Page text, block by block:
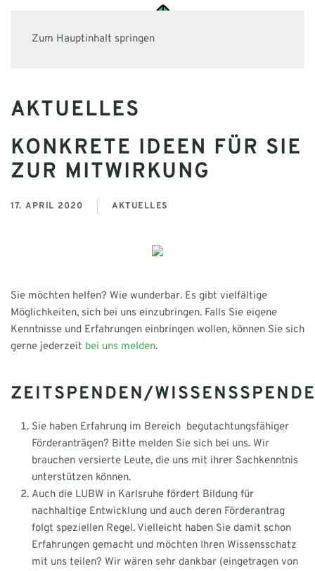
Zum Hauptinhalt springen
AKTUELLES
KONKRETE IDEEN FÜR SIE
ZUR MITWIRKUNG
17. APRIL 2020 AKTUELLES
Sie möchten helfen? Wie wunderbar. Es gibt vielfältige
Möglichkeiten, sich bei uns einzubringen. Falls Sie eigene
Kenntnisse und Erfahrungen einbringen wollen, können Sie sich
gerne jederzeit bei uns melden.
ZEITSPENDEN/
Sie haben Erfahrung im Bereich begutachtungsfähiger
Förderanträgen? Bitte melden Sie sich bei uns. Wir
brauchen versierte Leute, die uns mit ihrer Sachkenntnis
unterstützen können.
Auch die LUBW in Karlsruhe fördert Bildung für
nachhaltige Entwicklung und auch deren Förderantrag
folgt speziellen Regel. Vielleicht haben Sie damit schon
Erfahrungen gemacht und möchten Ihren Wissensschatz
mit uns teilen? Wir wären sehr dankbar (eingetragen von